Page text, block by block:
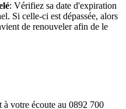
: Vérifiez sa date d'expiration
Si celle-ci est dépassée, alors
de renouveler afin de le
à votre écoute au 0892 700